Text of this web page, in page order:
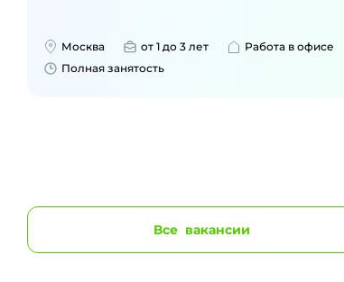
Москва от 1 до 3 лет
Работа в офисе
Полная занятость
Все вакансии